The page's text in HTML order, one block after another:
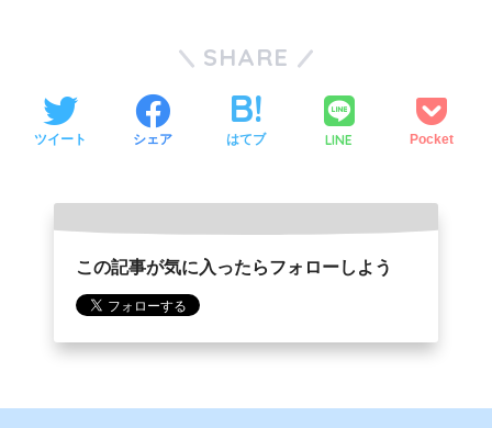
SHARE
ツイート シェア はてブ LINE Pocket
この記事が気に入ったらフォローしよう